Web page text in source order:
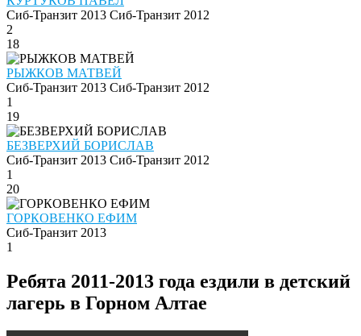
Сиб-Транзит 2013 Сиб-Транзит 2012
2
18
РЫЖКОВ МАТВЕЙ
Сиб-Транзит 2013 Сиб-Транзит 2012
1
19
БЕЗВЕРХИЙ БОРИСЛАВ
Сиб-Транзит 2013 Сиб-Транзит 2012
1
20
ГОРКОВЕНКО ЕФИМ
Сиб-Транзит 2013
1
Ребята 2011-2013 года ездили в детский
лагерь в Горном Алтае